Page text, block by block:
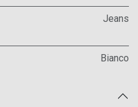
Jeans
Bianco